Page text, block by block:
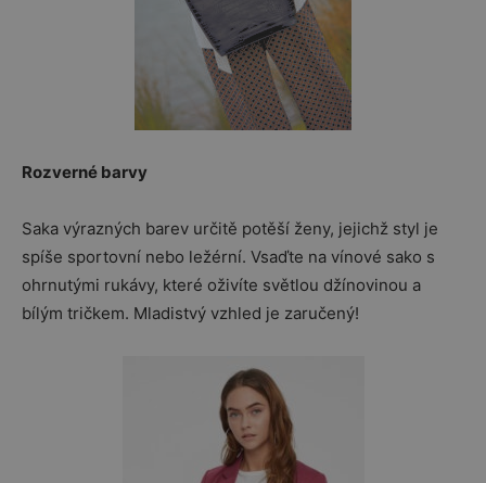
Rozverné barvy
Saka výrazných barev určitě potěší ženy, jejichž styl je
spíše sportovní nebo ležérní. Vsaďte na vínové sako s
ohrnutými rukávy, které oživíte světlou džínovinou a
bílým tričkem. Mladistvý vzhled je zaručený!